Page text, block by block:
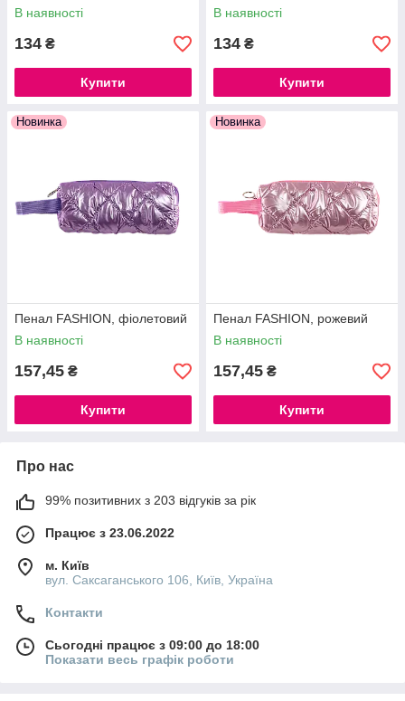
В наявності
134 ₴
Купити
В наявності
134 ₴
Купити
Новинка
Пенал FASHION, фіолетовий
В наявності
157,45 ₴
Купити
Новинка
Пенал FASHION, рожевий
В наявності
157,45 ₴
Купити
Про нас
99% позитивних з 203 відгуків за рік
Працює з 23.06.2022
м. Київ
вул. Саксаганського 106, Київ, Україна
Контакти
Сьогодні працює з 09:00 до 18:00
Показати весь графік роботи